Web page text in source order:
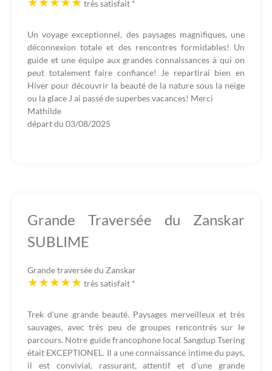
très satisfait *
Un voyage exceptionnel, des paysages magnifiques, une
déconnexion totale et des rencontres formidables! Un
guide et une équipe aux grandes connaissances à qui on
peut totalement faire confiance! Je repartirai bien en
Hiver pour découvrir la beauté de la nature sous la neige
ou la glace J ai passé de superbes vacances! Merci
Mathilde
départ du 03/08/2025
Grande Traversée du Zanskar
SUBLIME
Grande traversée du Zanskar
très satisfait *
Trek d'une grande beauté. Paysages merveilleux et très
sauvages, avec très peu de groupes rencontrés sur le
parcours. Notre guide francophone local Sangdup Tsering
était EXCEPTIONEL. Il a une connaissance intime du pays,
il est convivial, rassurant, attentif et d'une grande